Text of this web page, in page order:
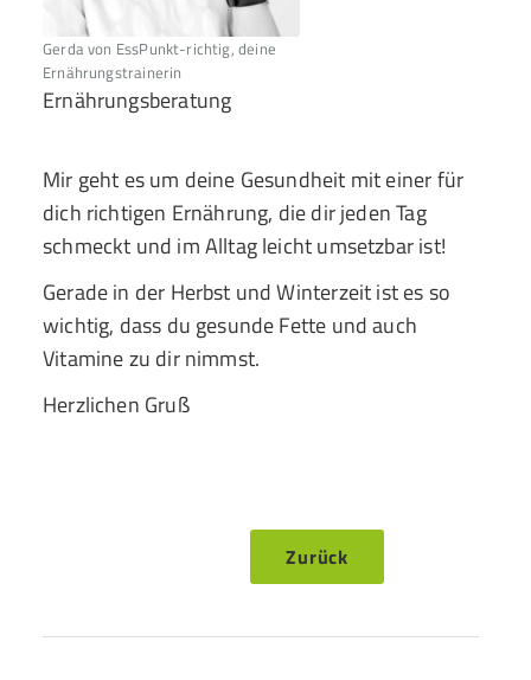
Gerda von EssPunkt-richtig, deine
Ernährungstrainerin
Ernährungsberatung
Mir geht es um deine Gesundheit mit einer für
dich richtigen Ernährung, die dir jeden Tag
schmeckt und im Alltag leicht umsetzbar ist!
Gerade in der Herbst und Winterzeit ist es so
wichtig, dass du gesunde Fette und auch
Vitamine zu dir nimmst.
Herzlichen Gruß
Zurück